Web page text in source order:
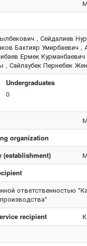
, Сейдалиев
Бахтияр Умирбаевич
Ермек
Сайлаубек Пернебек
Undergraduates
0
organization
(establishment)
ответственностью
recipient